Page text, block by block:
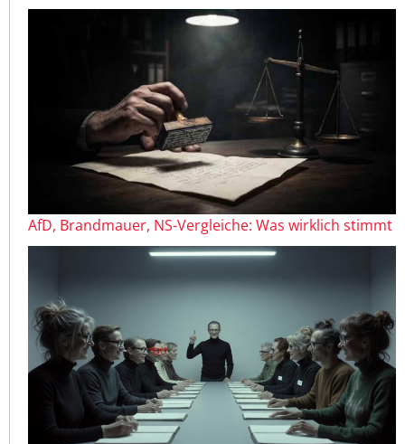
AfD, Brandmauer, NS-Vergleiche: Was wirklich stimmt